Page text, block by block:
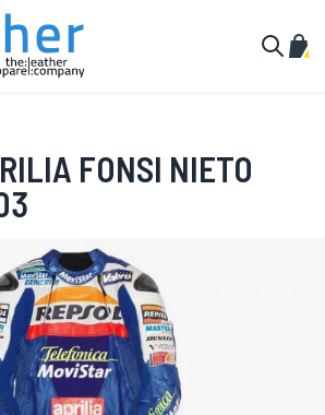
Mi
FONSI NIETO